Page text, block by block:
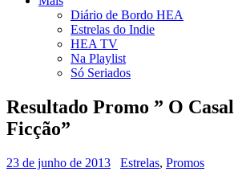
Diário de Bordo HEA
Estrelas do Indie
HEA TV
Na Playlist
Só Seriados
Resultado Promo ” O
Ficção”
23 de junho de 2013 Estrelas, Promos